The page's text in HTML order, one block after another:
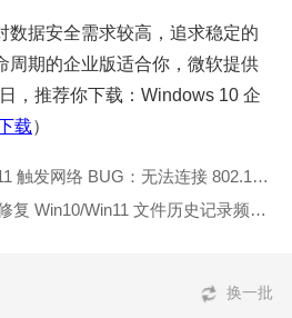
据安全需求较高，追求稳定的
周期的企业版适合你，微软提供
，推荐你下载：Windows 10 企
载）
上一篇：Win10 升级 Win11 触发网络 BUG：无法连接 802.1x 企业 / 校园网络
下一篇：终于修复！微软修复 Win10/Win11 文件历史记录频繁断连问题
换一批